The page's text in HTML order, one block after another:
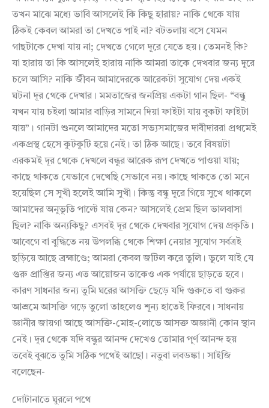
তখন মাঝে মধ্যে ভাবি আসলেই কি কিছু হারায়? নাকি থেকে যায়
ঠিকই কেবল আমরা তা দেখতে পাই না? বটতলায় বসে যেমন
গাছটাকে দেখা যায় না; দেখতে গেলে দূরে যেতে হয়। তেমনই কি?
যা হারায় তা কি আসলেই হারায় নাকি আমরা তাকে দেখবার জন্য দূরে
চলে আসি? নাকি জীবন আমাদেরকে আরেকটা সুযোগ দেয় একই
ঘটনা দূর থেকে দেখার। মমতাজের জনপ্রিয় একটা গান ছিল- “বন্ধু
যখন যায় চইলা আমার বাড়ির সামনে দিয়া ফাইটা যায় বুকটা ফাইটা
যায়”। গানটা শুনলে আমাদের মতো সভ্যসমাজের দাবীদাররা প্রথমেই
একপ্রস্থ হেসে কুটকুটি হয়ে নেই। তা ঠিক আছে। তবে বিষয়টা
এরকমই দূর থেকে দেখলে বন্ধুর আরেক রূপ দেখতে পাওয়া যায়;
কাছে থাকতে যেভাবে দেখেছি সেভাবে নয়। কাছে থাকতে তো মনে
হয়েছিল সে সুখী হলেই আমি সুখী। কিন্তু বন্ধু দূরে গিয়ে সুখে থাকলে
আমাদের অনুভূতি পাল্টে যায় কেন? আসলেই প্রেম ছিল ভালবাসা
ছিল? নাকি অন্যকিছু? এসবই দূর থেকে দেখবার সুযোগ দেয় প্রকৃতি।
আবেগে বা বুদ্ধিতে নয় উপলব্ধি থেকে শিক্ষা নেয়ার সুযোগ সর্বত্রই
ছড়িয়ে আছে ব্রহ্মাণ্ডে; আমরা কেবল জটিল করে তুলি। ভুলে যাই যে
গুরু প্রাপ্তির জন্য এত আয়োজন তাকেও এক পর্যায়ে ছাড়তে হবে।
কারণ সাধনার জন্য তুমি ঘরের আসক্তি ছেড়ে যদি গুরুতে বা গুরুর
আশ্রমে আসক্তি গড়ে তুলো তাহলেও শূন্য হাতেই ফিরবে। সাধনায়
জ্ঞানীর জায়গা আছে আসক্তি-মোহ-লোভে আসক্ত অজ্ঞানী কোন স্থান
নেই। দূর থেকে যদি বন্ধুর আনন্দ দেখেও তোমার পূর্ণ আনন্দ হয়
তবেই বুঝতে তুমি সঠিক পথেই আছো। নতুবা লবডঙ্কা। সাইজি
বলেছেন-
দোটানাতে ঘুরলে পথে